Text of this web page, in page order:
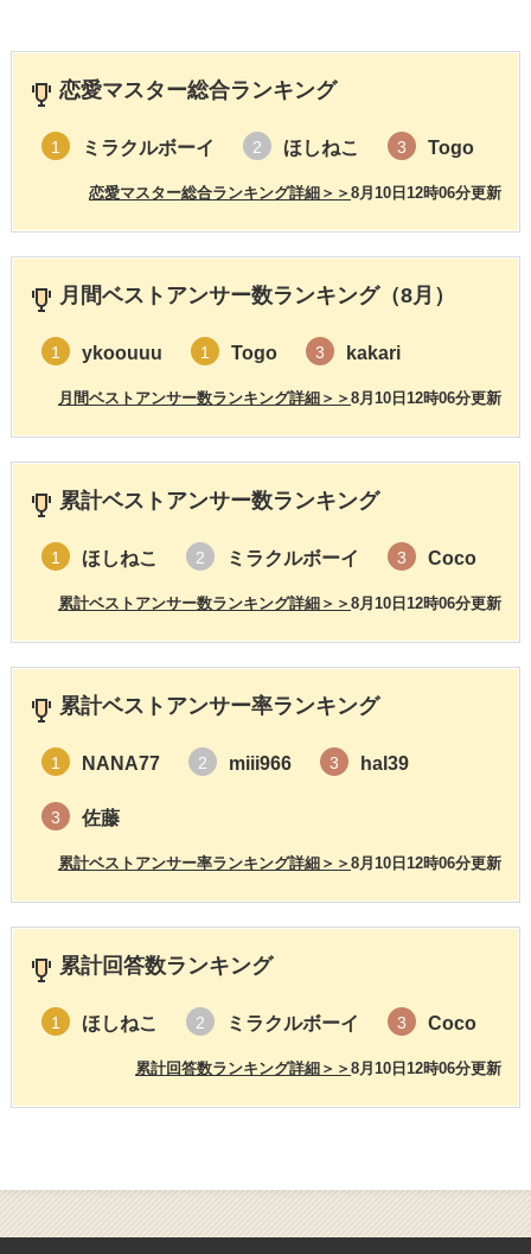
恋愛マスター総合ランキング
1 ミラクルボーイ 2 ほしねこ 3 Togo
8月10日12時06分更新
恋愛マスター総合ランキング詳細＞＞
月間ベストアンサー数ランキング（8月）
1 ykoouuu 1 Togo 3 kakari
8月10日12時06分更新
月間ベストアンサー数ランキング詳細＞＞
累計ベストアンサー数ランキング
1 ほしねこ 2 ミラクルボーイ 3 Coco
8月10日12時06分更新
累計ベストアンサー数ランキング詳細＞＞
累計ベストアンサー率ランキング
1 NANA77 2 miii966 3 hal39
3 佐藤
8月10日12時06分更新
累計ベストアンサー率ランキング詳細＞＞
累計回答数ランキング
1 ほしねこ 2 ミラクルボーイ 3 Coco
8月10日12時06分更新
累計回答数ランキング詳細＞＞